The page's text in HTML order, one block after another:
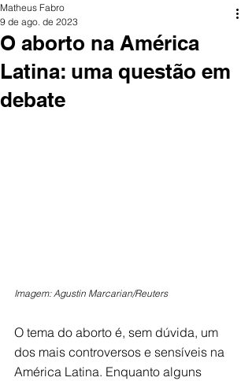
O aborto na América
Latina: uma questão em
debate
Matheus Fabro
9 de ago. de 2023
Imagem: Agustin Marcarian/Reuters
O tema do aborto é, sem dúvida, um
dos mais controversos e sensíveis na
América Latina. Enquanto alguns